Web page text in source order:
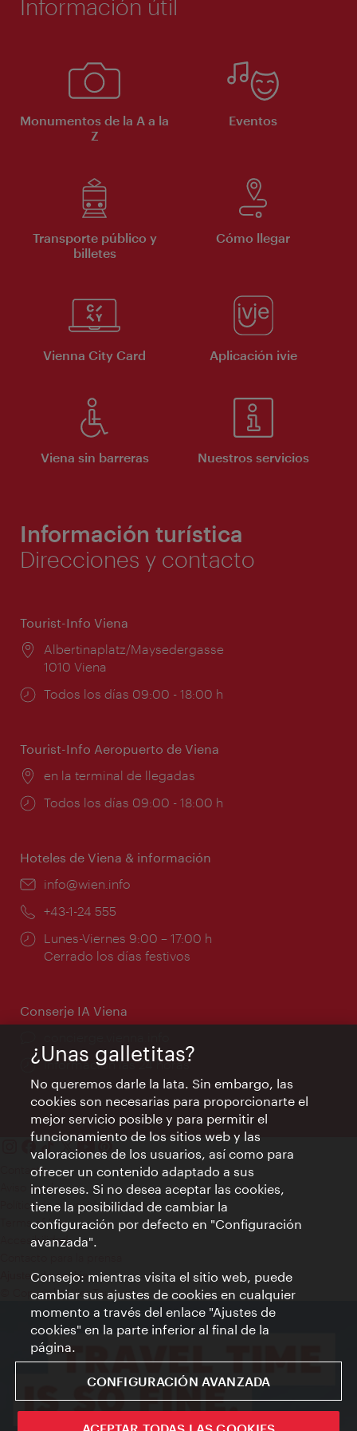
Información útil
Monumentos de la A a la
Z
Eventos
Transporte público y
billetes
Cómo llegar
Vienna City Card Aplicación ivie
Viena sin barreras Nuestros servicios
Información turística
Direcciones y contacto
Tourist-Info Viena
Lugar:
Albertinaplatz/Maysedergasse
1010 Viena
Horarios
Todos los días 09:00 - 18:00 h
Tourist-Info Aeropuerto de Viena
Lugar:
en la terminal de llegadas
Horarios
Todos los días 09:00 - 18:00 h
Hoteles de Viena & información
e-
info@wien.info
Teléfono:
+43-1-24 555
Horarios
de
Lunes-Viernes 9:00 – 17:00 h
Cerrado los días festivos
Conserje IA Viena
Información las 24 horas
Contacto
Aviso legal
Política de privacidad de datos
Terms of Use
Accesibilidad
Ajustes de cookie
© Copyright WienTourismus
¿Unas galletitas?
No queremos darle la lata. Sin embargo, las
cookies son necesarias para proporcionarte el
mejor servicio posible y para permitir el
funcionamiento de los sitios web y las
valoraciones de los usuarios, así como para
ofrecer un contenido adaptado a sus
intereses. Si no desea aceptar las cookies,
tiene la posibilidad de cambiar la
configuración por defecto en "Configuración
avanzada".
Consejo: mientras visita el sitio web, puede
cambiar sus ajustes de cookies en cualquier
momento a través del enlace "Ajustes de
cookies" en la parte inferior al final de la
página.
CONFIGURACIÓN AVANZADA